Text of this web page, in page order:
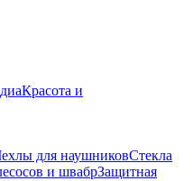
Красота и
для наушниковСтекла
и швабрЗащитная